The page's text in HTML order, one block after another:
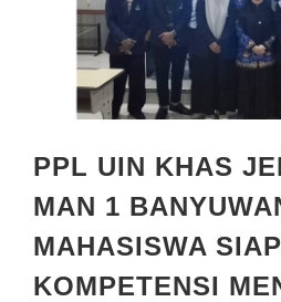
PPL UIN KHAS
MAN 1
MAHASISWA
KOMPETENSI